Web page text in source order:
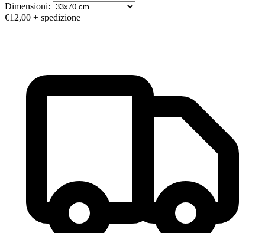
Dimensioni:
€12,00 + spedizione